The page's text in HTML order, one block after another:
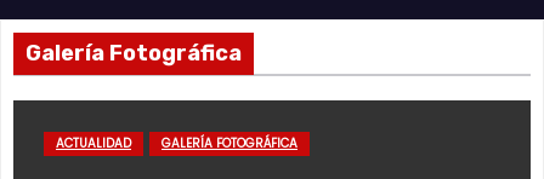
Galería Fotográfica
ACTUALIDAD GALERÍA FOTOGRÁFICA